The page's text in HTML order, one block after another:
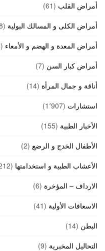
أمراض القلب (61)
أمراض الكلى و المسالك البولية (8)
أمراض المعدة و الهضم و الأمعاء (68)
أمراض كبار السن (7)
أناقة و جمال المرأة (14)
استشارات (1٬907)
الأخبار الطبية (155)
الأطفال الخدج و الرضع (2)
الأعشاب الطبية و استخدامتها (212)
الارداف – المؤخرة (6)
الاسعافات الأولية (41)
البطن (14)
التحاليل المخبرية (9)